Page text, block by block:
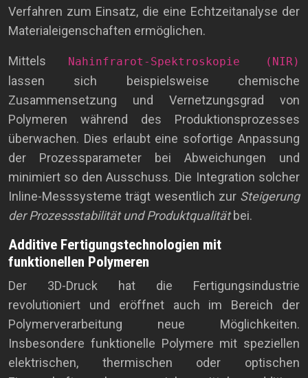
Verfahren zum Einsatz, die eine Echtzeitanalyse der
Materialeigenschaften ermöglichen.
Mittels Nahinfrarot-Spektroskopie (NIR)
lassen sich beispielsweise chemische
Zusammensetzung und Vernetzungsgrad von
Polymeren während des Produktionsprozesses
überwachen. Dies erlaubt eine sofortige Anpassung
der Prozessparameter bei Abweichungen und
minimiert so den Ausschuss. Die Integration solcher
Inline-Messsysteme trägt wesentlich zur Steigerung
der Prozessstabilität und Produktqualitätbei.
Additive Fertigungstechnologien mit
funktionellen Polymeren
Der 3D-Druck hat die Fertigungsindustrie
revolutioniert und eröffnet auch im Bereich der
Polymerverarbeitung neue Möglichkeiten.
Insbesondere funktionelle Polymere mit speziellen
elektrischen, thermischen oder optischen